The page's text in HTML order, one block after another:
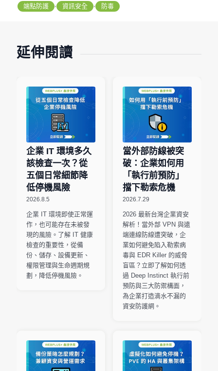
端點防護 , 資訊安全 , 防毒
延伸閱讀
企業 IT 環境多久
該檢查一次？從
五個日常細節降
低停機風險
2026.8.5
企業 IT 環境即使正常運
作，也可能存在未被發
現的風險。了解 IT 健康
檢查的重要性，從備
份、儲存、設備更新、
權限管理與生命週期規
劃，降低停機風險。
當外部防線被突
破：企業如何用
「執行前預防」
擋下勒索危機
2026.7.29
2026 最新台灣企業資安
解析！當外部 VPN 與遠
端連線防線遭突破，企
業如何避免陷入勒索病
毒與 EDR Killer 的威脅
盲區？立即了解如何透
過 Deep Instinct 執行前
預防與三大防禦構面，
為企業打造滴水不漏的
資安防護網。